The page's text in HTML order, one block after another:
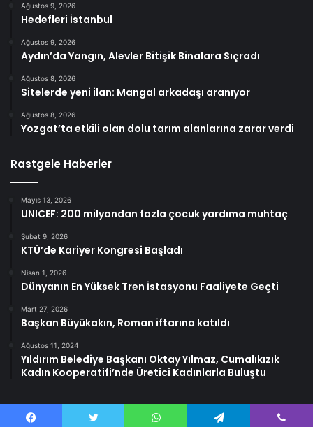
Ağustos 9, 2026
Hedefleri İstanbul
Ağustos 9, 2026
Aydın’da Yangın, Alevler Bitişik Binalara Sıçradı
Ağustos 8, 2026
Sitelerde yeni ilan: Mangal arkadaşı aranıyor
Ağustos 8, 2026
Yozgat’ta etkili olan dolu tarım alanlarına zarar verdi
Rastgele Haberler
Mayıs 13, 2026
UNICEF: 200 milyondan fazla çocuk yardıma muhtaç
Şubat 9, 2026
KTÜ’de Kariyer Kongresi Başladı
Nisan 1, 2026
Dünyanın En Yüksek Tren İstasyonu Faaliyete Geçti
Mart 27, 2026
Başkan Büyükakın, Roman iftarına katıldı
Ağustos 11, 2024
Yıldırım Belediye Başkanı Oktay Yılmaz, Cumalıkızık
Kadın Kooperatifi’nde Üretici Kadınlarla Buluştu